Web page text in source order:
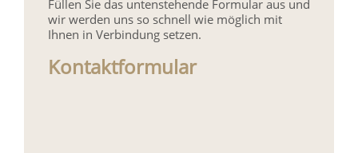
Füllen Sie das untenstehende Formular aus und
wir werden uns so schnell wie möglich mit
Ihnen in Verbindung setzen.
Kontaktformular